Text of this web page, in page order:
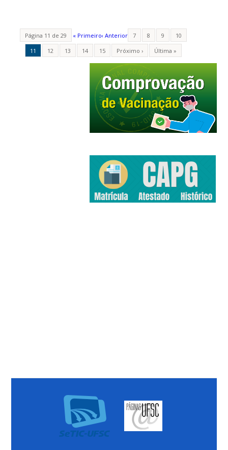
Página 11 de 29 « Primeiro‹ Anterior 7 8 9
10
11
12 13 14 15 Próximo › Última »